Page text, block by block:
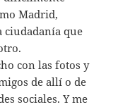
Madrid,
ciudadanía que
con las fotos y
de allí o de
sociales. Y me